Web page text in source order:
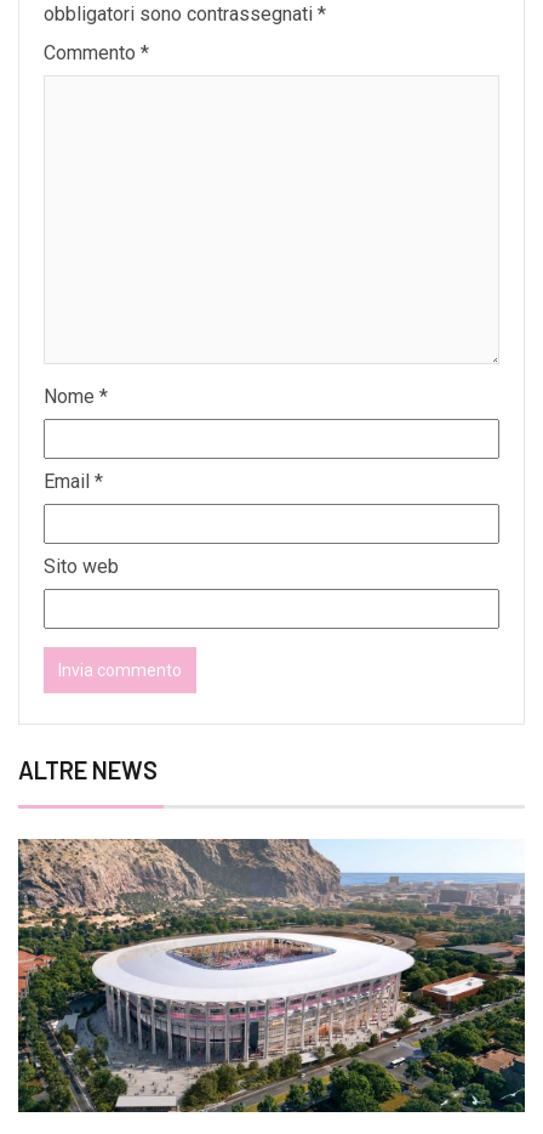
obbligatori sono contrassegnati *
Commento *
Nome *
Email *
Sito web
ALTRE NEWS